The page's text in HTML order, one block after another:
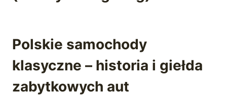
Polskie samochody
klasyczne – historia i giełda
zabytkowych aut